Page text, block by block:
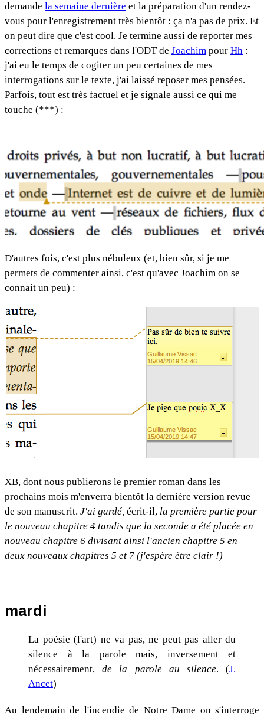
demande la semaine dernière et la préparation d'un rendez-
vous pour l'enregistrement très bientôt : ça n'a pas de prix. Et
on peut dire que c'est cool. Je termine aussi de reporter mes
corrections et remarques dans l'ODT de Joachim pour Hh :
j'ai eu le temps de cogiter un peu certaines de mes
interrogations sur le texte, j'ai laissé reposer mes pensées.
Parfois, tout est très factuel et je signale aussi ce qui me
touche (***) :
D'autres fois, c'est plus nébuleux (et, bien sûr, si je me
permets de commenter ainsi, c'est qu'avec Joachim on se
connait un peu) :
XB, dont nous publierons le premier roman dans les
prochains mois m'enverra bientôt la dernière version revue
de son manuscrit. J'ai gardé, écrit-il, la première partie pour
le nouveau chapitre 4 tandis que la seconde a été placée en
nouveau chapitre 6 divisant ainsi l'ancien chapitre 5 en
deux nouveaux chapitres 5 et 7 (j'espère être clair !)
mardi
La poésie (l'art) ne va pas, ne peut pas aller du
silence à la parole mais, inversement et
nécessairement,de la parole au silence. (J.
Ancet)
Au lendemain de l'incendie de Notre Dame on s'interroge